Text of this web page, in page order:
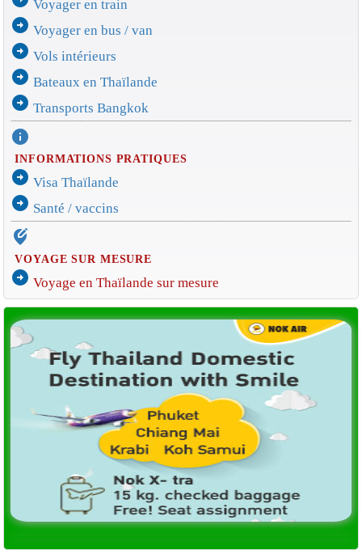
Voyager en train
arrow_circle_right Voyager en bus / van
arrow_circle_right Vols intérieurs
arrow_circle_right Bateaux en Thaïlande
arrow_circle_right Transports Bangkok
info
INFORMATIONS PRATIQUES
arrow_circle_right Visa Thaïlande
arrow_circle_right Santé / vaccins
edit_location_alt
VOYAGE SUR MESURE
arrow_circle_right Voyage en Thaïlande sur mesure